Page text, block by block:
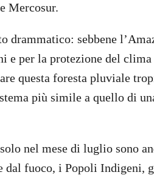
Mercosur.
drammatico: sebbene
e per la protezione del clima
questa foresta pluviale
più simile a quello di
nel mese di luglio sono
fuoco, i Popoli Indigeni,